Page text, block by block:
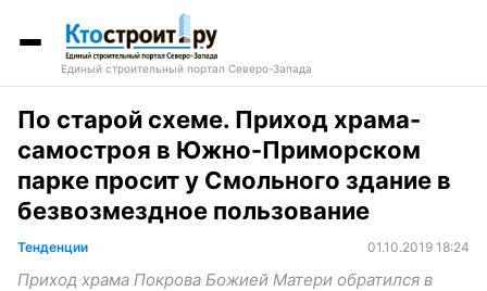
Единый строительный портал Северо-Запада
По старой схеме. Приход храма-
самостроя в Южно-Приморском
парке просит у Смольного здание в
безвозмездное пользование
Тенденции 01.10.2019 18:24
Приход храма Покрова Божией Матери обратился в